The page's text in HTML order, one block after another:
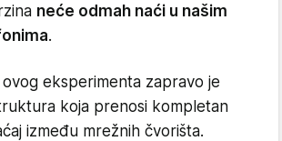
neće odmah naći u našim
.
eksperimenta zapravo je
koja prenosi kompletan
između mrežnih čvorišta.